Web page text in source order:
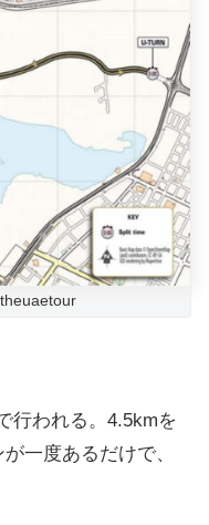
行われる。4.5kmを
一度あるだけで、